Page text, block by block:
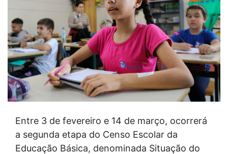
Entre 3 de fevereiro e 14 de março, ocorrerá
a segunda etapa do Censo Escolar da
Educação Básica, denominada Situação do